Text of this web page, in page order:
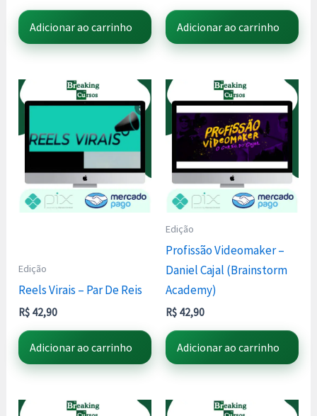
Adicionar ao carrinho Adicionar ao carrinho
Edição
Reels Virais – Par De Reis
R$ 42,90
Adicionar ao carrinho
Edição
Profissão Videomaker –
Daniel Cajal (Brainstorm
Academy)
R$ 42,90
Adicionar ao carrinho